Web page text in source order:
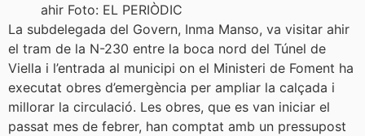
ahir Foto: EL PERIÒDIC
La subdelegada del Govern, Inma Manso, va visitar ahir
el tram de la N-230 entre la boca nord del Túnel de
Viella i l’entrada al municipi on el Ministeri de Foment ha
executat obres d’emergència per ampliar la calçada i
millorar la circulació. Les obres, que es van iniciar el
passat mes de febrer, han comptat amb un pressupost